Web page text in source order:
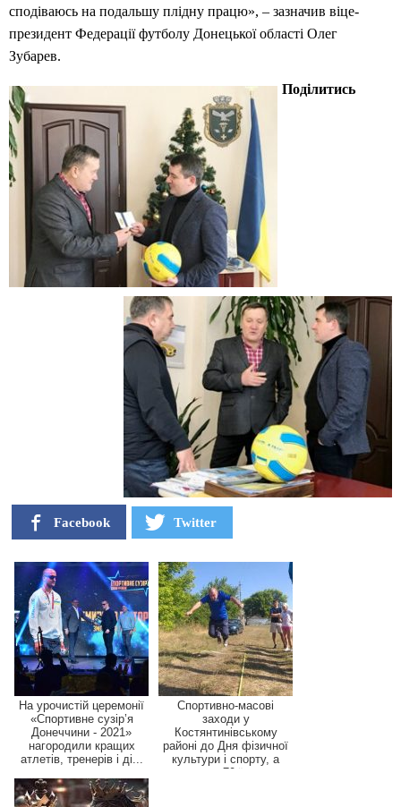
сподіваюсь на подальшу плідну працю», – зазначив віце-
президент Федерації футболу Донецької області Олег
Зубарев.
Поділитись
Facebook Twitter
На урочистій церемонії
«Спортивне сузір’я
Донеччини - 2021»
нагородили кращих
атлетів, тренерів і ді...
Спортивно-масові
заходи у
Костянтинівському
районі до Дня фізичної
культури і спорту, а
також 70-ї р...